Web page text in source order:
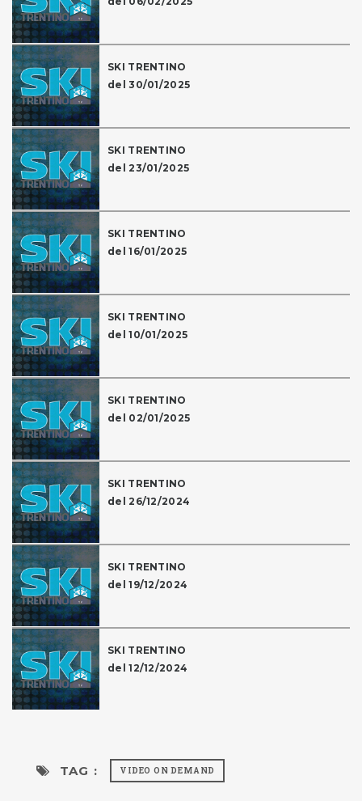
SKI TRENTINO
del 30/01/2025
SKI TRENTINO
del 23/01/2025
SKI TRENTINO
del 16/01/2025
SKI TRENTINO
del 10/01/2025
SKI TRENTINO
del 02/01/2025
SKI TRENTINO
del 26/12/2024
SKI TRENTINO
del 19/12/2024
SKI TRENTINO
del 12/12/2024
TAG : VIDEO ON DEMAND